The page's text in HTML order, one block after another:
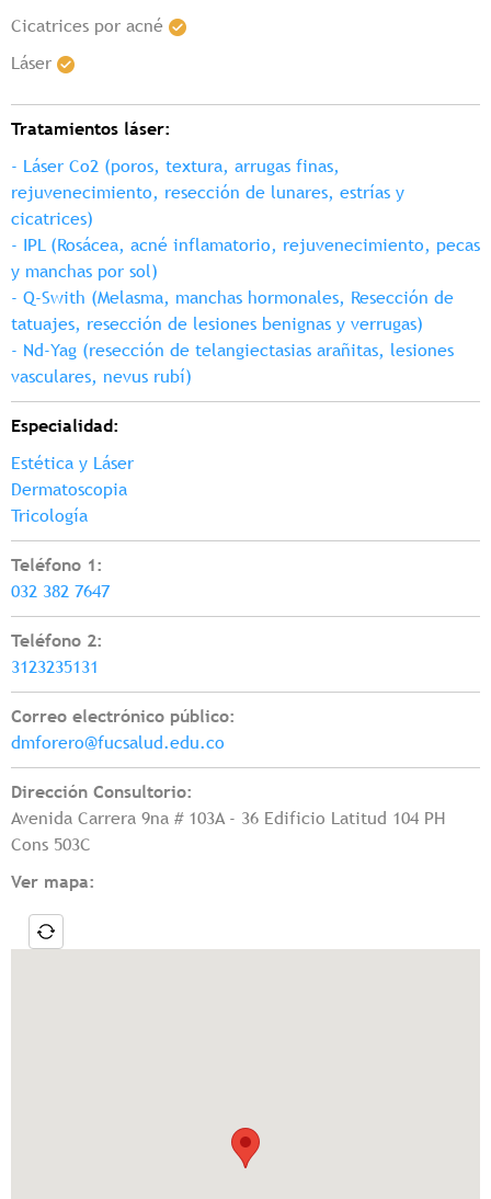
Cicatrices por acné
Láser
Tratamientos láser:
- Láser Co2 (poros, textura, arrugas finas,
rejuvenecimiento, resección de lunares, estrías y
cicatrices)
- IPL (Rosácea, acné inflamatorio, rejuvenecimiento, pecas
y manchas por sol)
- Q-Swith (Melasma, manchas hormonales, Resección de
tatuajes, resección de lesiones benignas y verrugas)
- Nd-Yag (resección de telangiectasias arañitas, lesiones
vasculares, nevus rubí)
Especialidad:
Estética y Láser
Dermatoscopia
Tricología
Teléfono 1:
032 382 7647
Teléfono 2:
3123235131
Correo electrónico público:
dmforero@fucsalud.edu.co
Dirección Consultorio:
Avenida Carrera 9na # 103A - 36 Edificio Latitud 104 PH
Cons 503C
Ver mapa: